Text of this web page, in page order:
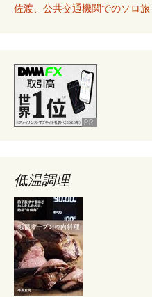
佐渡、公共交通機関でのソロ旅
低温調理